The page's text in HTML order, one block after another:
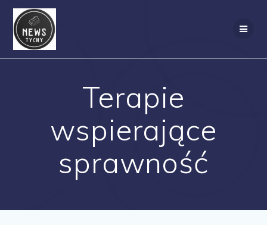
Terapie
wspierające
sprawność